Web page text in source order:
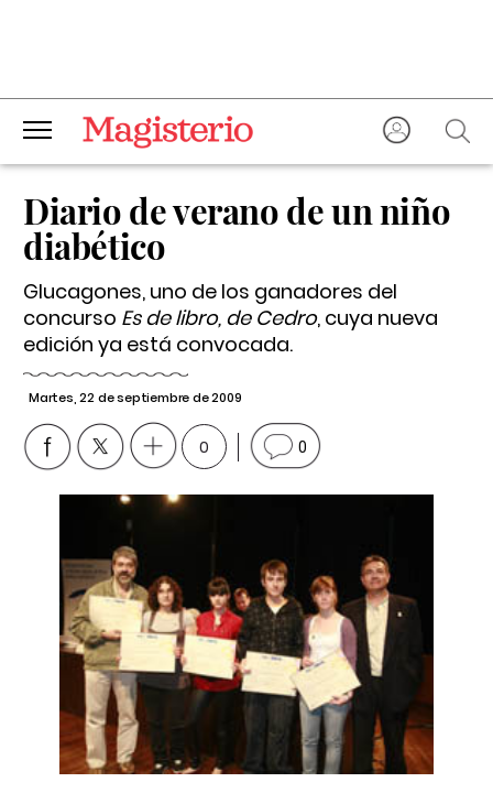
Diario de verano de un niño
diabético
Glucagones, uno de los ganadores del
concurso Es de libro, de Cedro, cuya nueva
edición ya está convocada.
Martes, 22 de septiembre de 2009
0 0